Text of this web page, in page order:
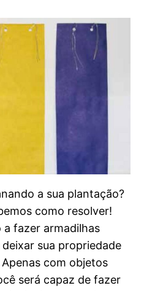
a sua plantação?
como resolver!
a fazer armadilhas
sua propriedade
com objetos
será capaz de fazer